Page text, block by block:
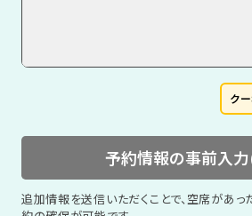
ク
予約情報の事前入
追加情報を送信いただくことで、空席があ